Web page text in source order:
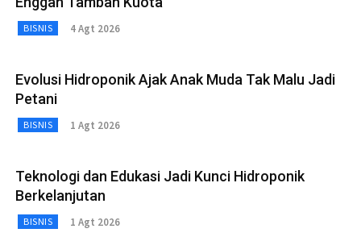
BISNIS 4 Agt 2026
Evolusi Hidroponik Ajak Anak Muda Tak Malu Jadi
Petani
BISNIS 1 Agt 2026
Teknologi dan Edukasi Jadi Kunci Hidroponik
Berkelanjutan
BISNIS 1 Agt 2026